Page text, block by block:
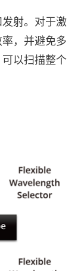
射。对于激
，并避免多
以扫描整个